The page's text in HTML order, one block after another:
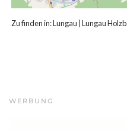
Zu finden in:Lungau Lungau
WERBUNG